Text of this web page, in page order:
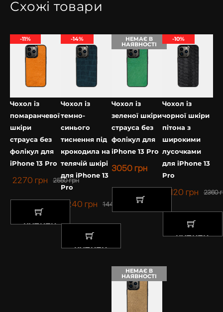
приємно.
Схожі товари
-11%
Чохол із
помаранчевої
шкіри
страуса без
фолікул для
iPhone 13 Pro
2550грн
2270 грн
КУПИТИ
-14%
Чохол із
темно-
синього
тиснення під
крокодила на
телячій шкірі
для iPhone 13
Pro
1440
1240 грн
КУПИТИ
НЕМАЄ В
НАЯВНОСТІ
Чохол із
зеленої шкіри
страуса без
фолікул для
iPhone 13 Pro
3050 грн
-10%
Чохол із
чорної шкіри
пітона з
широкими
лусочками
для iPhone 13
Pro
2360
2120 грн
КУПИТИ
НЕМАЄ В
НАЯВНОСТІ